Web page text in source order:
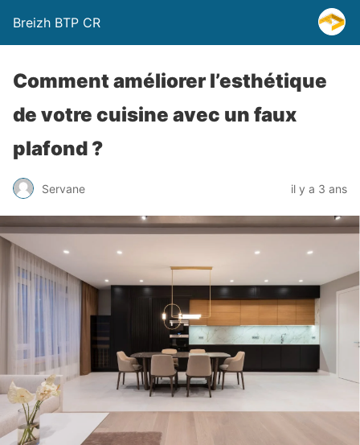
Breizh BTP CR
Comment améliorer l’esthétique
de votre cuisine avec un faux
plafond ?
Servane il y a 3 ans